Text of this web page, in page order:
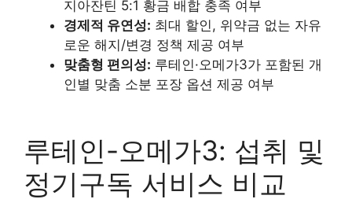
지아잔틴 5:1 황금 배합 충족 여부
경제적 유연성: 최대 할인, 위약금 없는 자유
로운 해지/변경 정책 제공 여부
맞춤형 편의성: 루테인·오메가3가 포함된 개
인별 맞춤 소분 포장 옵션 제공 여부
루테인-오메가3: 섭취 및
정기구독 서비스 비교